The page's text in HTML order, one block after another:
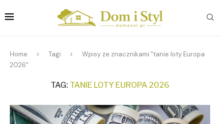
Home Tagi
Wpisy ze znacznikami "tanie loty Europa
2026"
TAG: TANIE LOTY EUROPA 2026